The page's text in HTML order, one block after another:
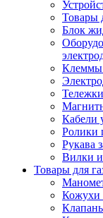
Товары
Блок
Клеммы
Тележки
Кабели
Ролики
Рукава
Вилки и
Товары для
Кожухи